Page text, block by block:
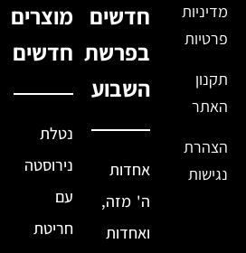
מדיניות
פרטיות
תקנון
האתר
הצהרת
נגישות
חדשים
בפרשת
השבוע
אחדות
ה' מזה,
ואחדות
מוצרים
חדשים
נטלת
נירוסטה
עם
חריטת